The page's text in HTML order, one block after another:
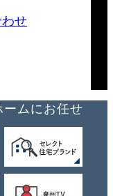
せ
ムにお任せ